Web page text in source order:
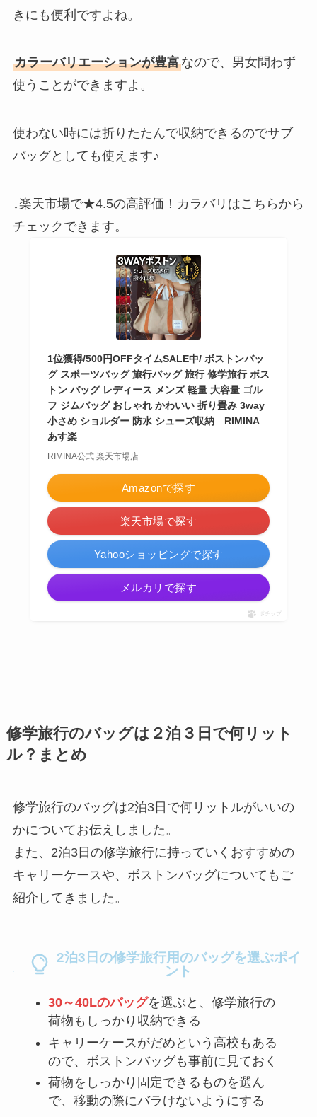
きにも便利ですよね。
カラーバリエーションが豊富なので、男女問わず
使うことができますよ。
使わない時には折りたたんで収納できるのでサブ
バッグとしても使えます♪
↓楽天市場で★4.5の高評価！カラバリはこちらから
チェックできます。
1位獲得/500円OFFタイムSALE中/ ボストンバッ
グ スポーツバッグ 旅行バッグ 旅行 修学旅行 ボス
トン バッグ レディース メンズ 軽量 大容量 ゴル
フ ジムバッグ おしゃれ かわいい 折り畳み 3way
小さめ ショルダー 防水 シューズ収納 RIMINA
あす楽
RIMINA公式 楽天市場店
Amazonで探す
楽天市場で探す
Yahooショッピングで探す
メルカリで探す
ポチップ
修学旅行のバッグは２泊３日で何リット
ル？まとめ
修学旅行のバッグは2泊3日で何リットルがいいの
かについてお伝えしました。
また、2泊3日の修学旅行に持っていくおすすめの
キャリーケースや、ボストンバッグについてもご
紹介してきました。
2泊3日の修学旅行用のバッグを選ぶポイ
ント
30～40Lのバッグを選ぶと、修学旅行の
荷物もしっかり収納できる
キャリーケースがだめという高校もある
ので、ボストンバッグも事前に見ておく
荷物をしっかり固定できるものを選ん
で、移動の際にバラけないようにする